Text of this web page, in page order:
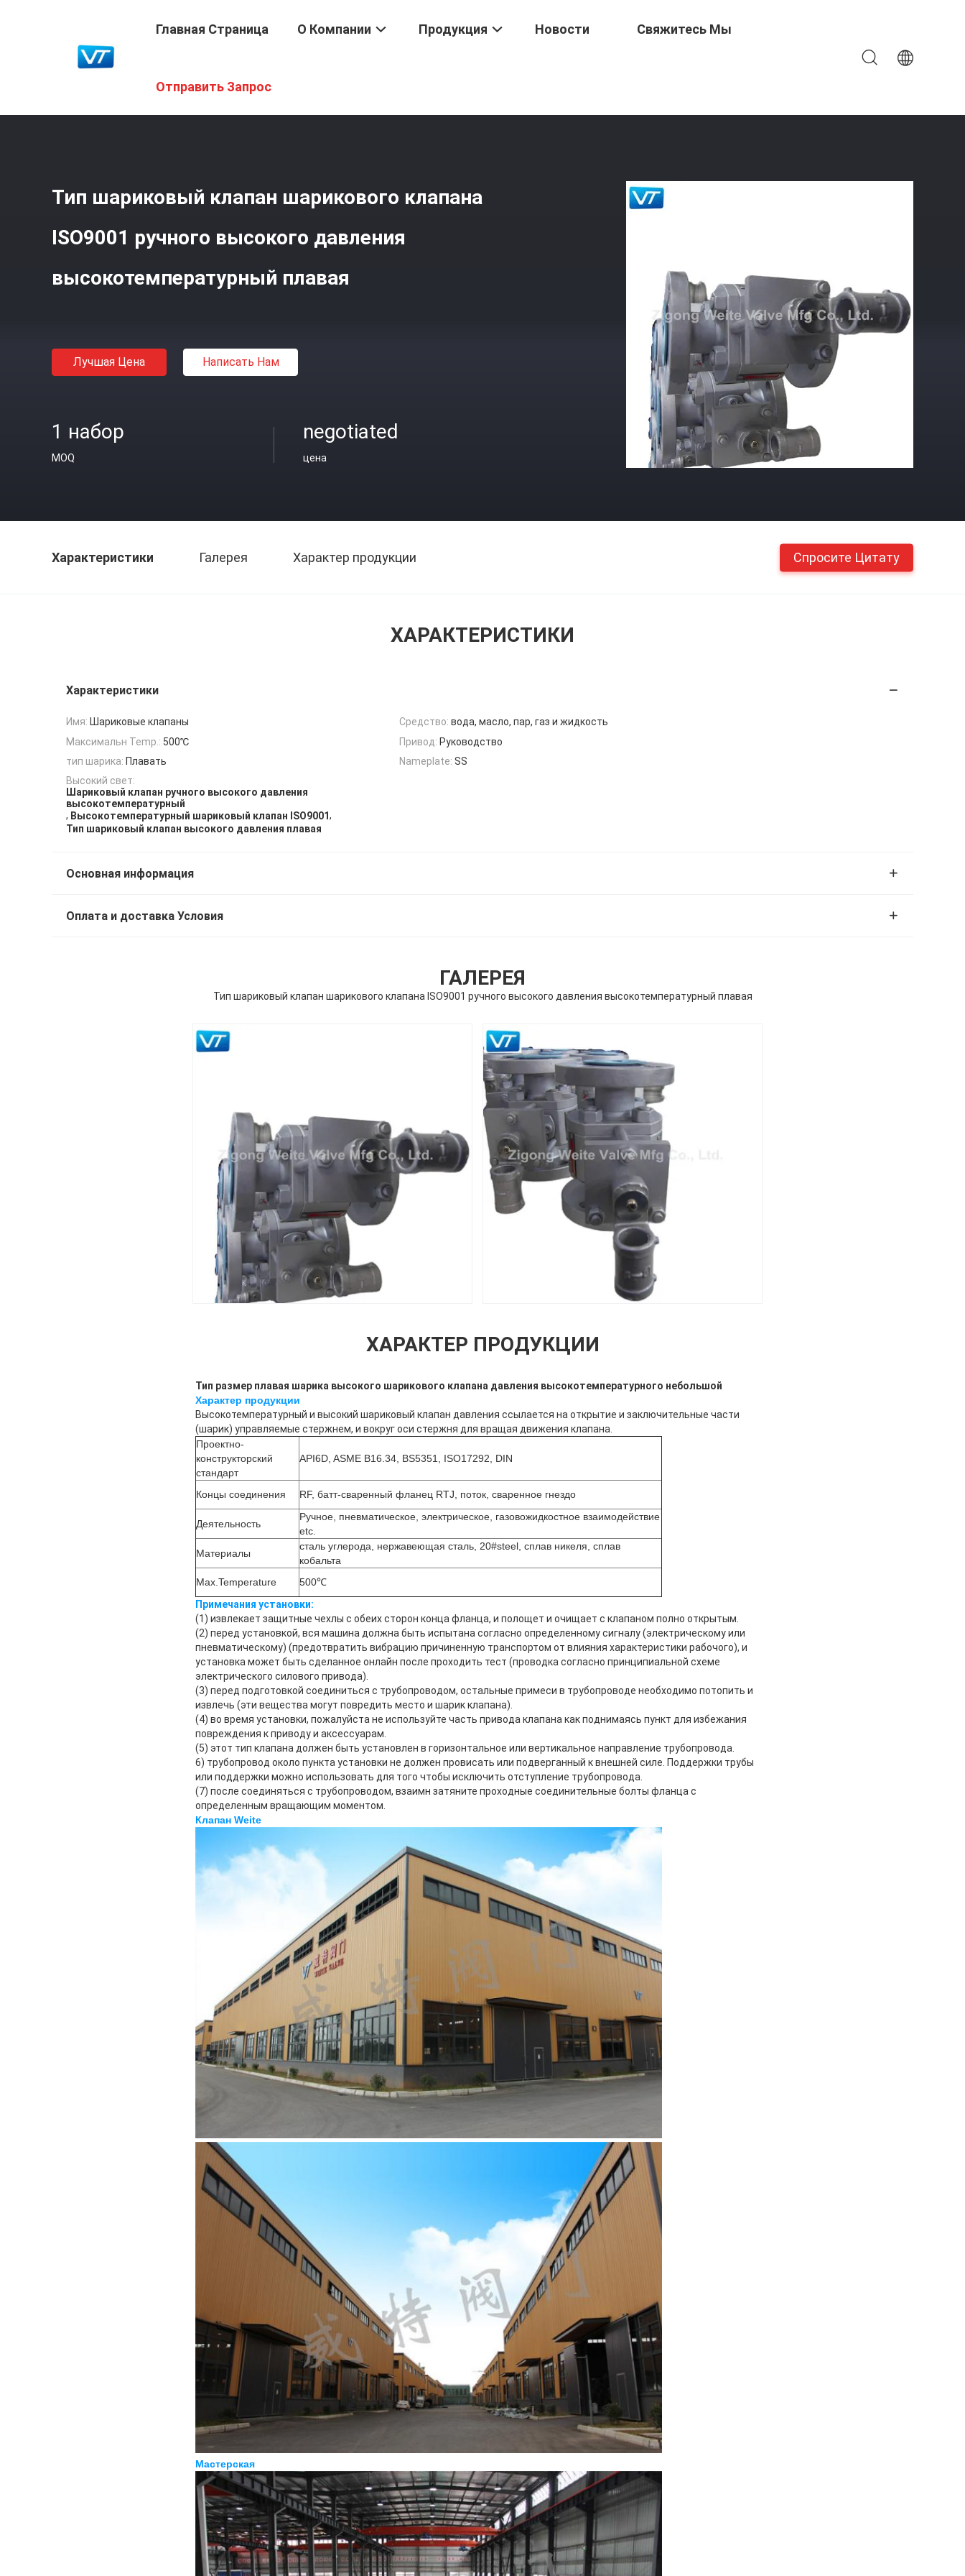
Оставьте сообщение Мы скоро тебе перезвоним!
ОТПРАВИТЬ
Главная Страница О Компании Продукция Новости Свяжитесь Мы
Отправить Запрос
Давления Высокотемпературный Плавая
Тип шариковый клапан шарикового клапана
ISO9001 ручного высокого давления
высокотемпературный плавая
Лучшая Цена Написать Нам
1 набор
MOQ
negotiated
цена
Характеристики Галерея Характер продукции Спросите Цитату
ХАРАКТЕРИСТИКИ
Характеристики
Имя: Шариковые клапаны Средство: вода, масло, пар, газ и жидкость
Максимальн Temp.: 500℃ Привод: Руководство
тип шарика: Плавать Nameplate: SS
Высокий свет:
Шариковый клапан ручного высокого давления
высокотемпературный
, Высокотемпературный шариковый клапан ISO9001,
Тип шариковый клапан высокого давления плавая
Основная информация
Оплата и доставка Условия
ГАЛЕРЕЯ
Тип шариковый клапан шарикового клапана ISO9001 ручного высокого давления высокотемпературный плавая
ХАРАКТЕР ПРОДУКЦИИ
Тип размер плавая шарика высокого шарикового клапана давления высокотемпературного небольшой
Характер продукции
Высокотемпературный и высокий шариковый клапан давления ссылается на открытие и заключительные части
(шарик) управляемые стержнем, и вокруг оси стержня для вращая движения клапана.
Проектно-
конструкторский
стандарт
API6D, ASME B16.34, BS5351, ISO17292, DIN
Концы соединения RF, батт-сваренный фланец RTJ, поток, сваренное гнездо
Деятельность
Ручное, пневматическое, электрическое, газовожидкостное взаимодействие
etc.
Материалы
сталь углерода, нержавеющая сталь, 20#steel, сплав никеля, сплав
кобальта
Max.Temperature
500℃
Примечания установки:
(1) извлекает защитные чехлы с обеих сторон конца фланца, и полощет и очищает с клапаном полно открытым.
(2) перед установкой, вся машина должна быть испытана согласно определенному сигналу (электрическому или
пневматическому) (предотвратить вибрацию причиненную транспортом от влияния характеристики рабочого), и
установка может быть сделанное онлайн после проходить тест (проводка согласно принципиальной схеме
электрического силового привода).
(3) перед подготовкой соединиться с трубопроводом, остальные примеси в трубопроводе необходимо потопить и
извлечь (эти вещества могут повредить место и шарик клапана).
(4) во время установки, пожалуйста не используйте часть привода клапана как поднимаясь пункт для избежания
повреждения к приводу и аксессуарам.
(5) этот тип клапана должен быть установлен в горизонтальное или вертикальное направление трубопровода.
6) трубопровод около пункта установки не должен провисать или подверганный к внешней силе. Поддержки трубы
или поддержки можно использовать для того чтобы исключить отступление трубопровода.
(7) после соединяться с трубопроводом, взаимн затяните проходные соединительные болты фланца с
определенным вращающим моментом.
Клапан Weite
Мастерская